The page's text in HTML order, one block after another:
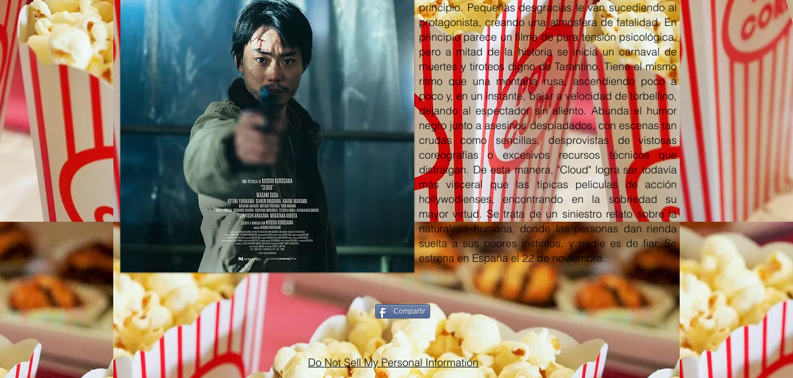
principio. Pequeñas desgracias le van sucediendo al
protagonista, creando una atmósfera de fatalidad. En
principio parece un filme de pura tensión psicológica,
pero a mitad de la historia se inicia un carnaval de
muertes y tiroteos digno de Tarantino. Tiene el mismo
ritmo que una montaña rusa, ascendiendo poco a
poco y, en un instante, bajar a velocidad de torbellino,
dejando al espectador sin aliento. Abunda el humor
negro junto a asesinos despiadados, con escenas tan
crudas como sencillas, desprovistas de vistosas
coreografías o excesivos recursos técnicos que
distraigan. De esta manera, "Cloud" logra ser todavía
más visceral que las típicas películas de acción
hollywodienses, encontrando en la sobriedad su
mayor virtud. Se trata de un siniestro relato sobre la
naturaleza humana, donde las personas dan rienda
suelta a sus peores instintos, y nadie es de fiar. Se
estrena en España el 22 de noviembre.
Compartir
Do Not Sell My Personal Information